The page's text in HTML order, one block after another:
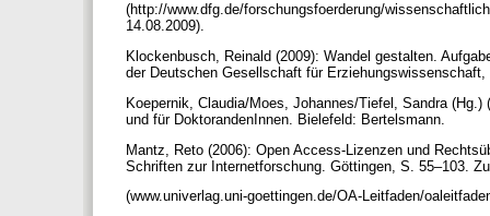
(http://www.dfg.de/forschungsfoerderung/
14.08.2009).
Klockenbusch, Reinald (2009): Wandel gestalten.
der Deutschen Gesellschaft für
Koepernik, Claudia/Moes, Johannes/Tiefel, Sandra
und für DoktorandenInnen. Bielefeld: Bertelsmann.
Mantz, Reto (2006): Open Access-Lizenzen und
Schriften zur Internetforschung. Göttingen, S. 55–103.
(www.univerlag.uni-goettingen.de/OA-Leitfaden/